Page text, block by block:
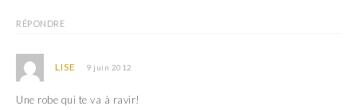
RÉPONDRE
LISE 9 juin 2012
Une robe qui te va à ravir!